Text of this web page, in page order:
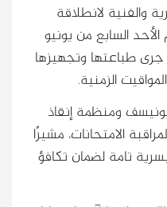
والفنية لانطلاقة
السابع من يونيو
جرى طباعتها وتجهيزها
ومنظمة إنقاذ
الامتحانات، مشيرًا
تامة لضمان تكافؤ